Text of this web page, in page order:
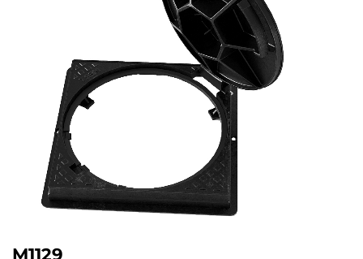
M1129